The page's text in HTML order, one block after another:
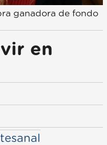
ganadora de fondo
en